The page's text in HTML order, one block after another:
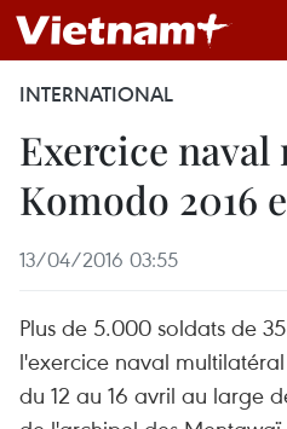
INTERNATIONAL
Exercice
Komodo 2016
13/04/2016 03:55
Plus de 5.000 soldats de
l'exercice naval
du 12 au 16 avril au large